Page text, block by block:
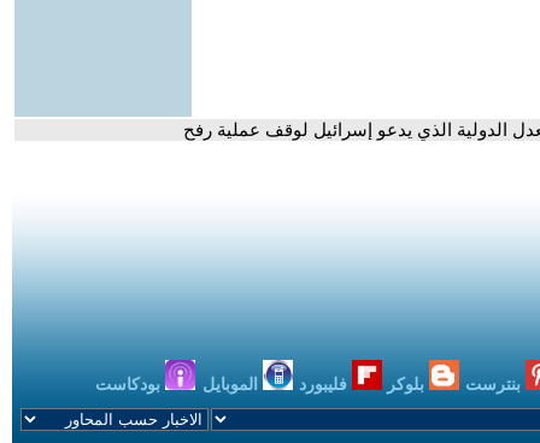
الدولية الذي يدعو إسرائيل لوقف عملية رفح
بنترست بلوكر فليبورد الموبايل بودكاست